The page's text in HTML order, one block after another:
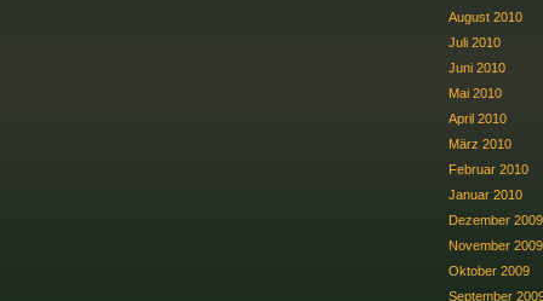
August 2010
Juli 2010
Juni 2010
Mai 2010
April 2010
März 2010
Februar 2010
Januar 2010
Dezember 2009
November 2009
Oktober 2009
September